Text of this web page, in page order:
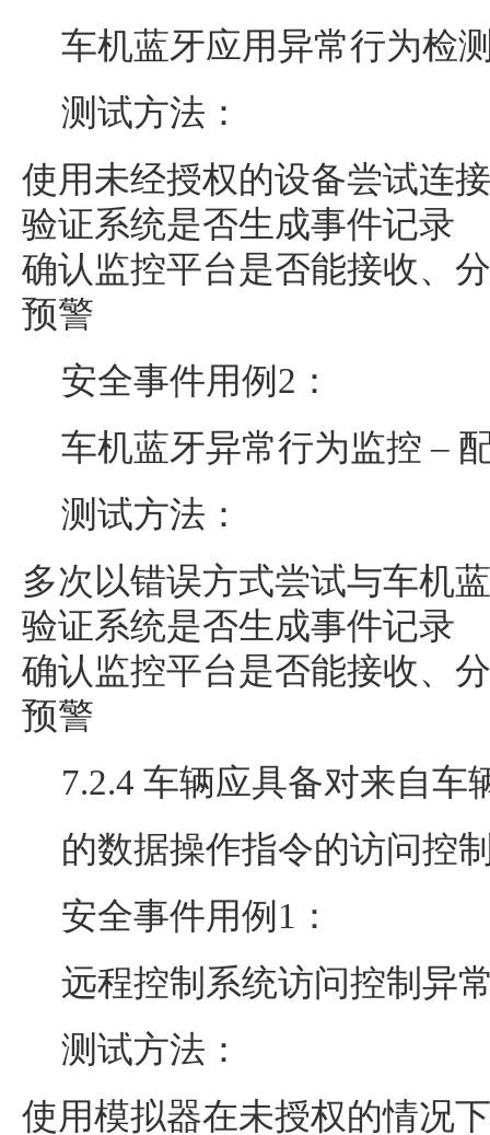
车机蓝牙应用异常行为检
测试方法：
使用未经授权的设备尝试连
验证系统是否生成事件记录
确认监控平台是否能接收、
预警
安全事件用例2：
车机蓝牙异常行为监控 –
测试方法：
多次以错误方式尝试与车机
验证系统是否生成事件记录
确认监控平台是否能接收、
预警
7.2.4 车辆应具备对来自车
的数据操作指令的访问控
安全事件用例1：
远程控制系统访问控制异
测试方法：
使用模拟器在未授权的情况